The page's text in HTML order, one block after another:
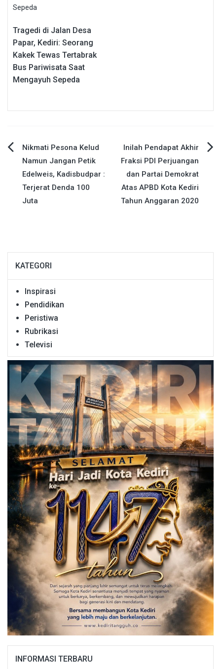
Tragedi di Jalan Desa
Papar, Kediri: Seorang
Kakek Tewas Tertabrak
Bus Pariwisata Saat
Mengayuh Sepeda
Navigasi
pos
Nikmati Pesona Kelud
Namun Jangan Petik
Edelweis, Kadisbudpar :
Terjerat Denda 100
Juta
Inilah Pendapat Akhir
Fraksi PDI Perjuangan
dan Partai Demokrat
Atas APBD Kota Kediri
Tahun Anggaran 2020
KATEGORI
Inspirasi
Pendidikan
Peristiwa
Rubrikasi
Televisi
INFORMASI TERBARU